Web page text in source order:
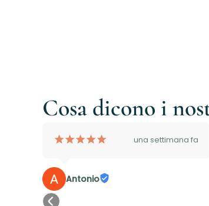
Cosa dicono i
¡¡¡¡¡ una settimana fa
Antonio